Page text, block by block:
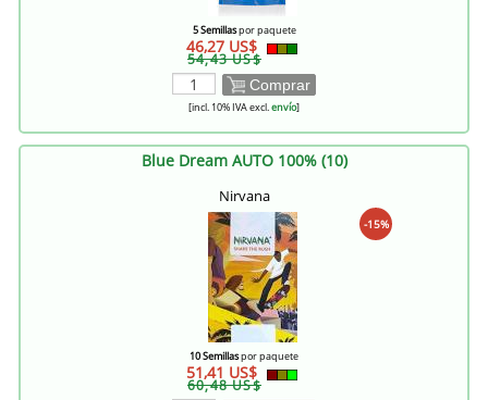
5 Semillaspor paquete
46,27 US$
54,43 US$
Comprar
[incl. 10% IVA excl.envío]
Blue Dream AUTO 100% (10)
Nirvana
-15%
10 Semillaspor paquete
51,41 US$
60,48 US$